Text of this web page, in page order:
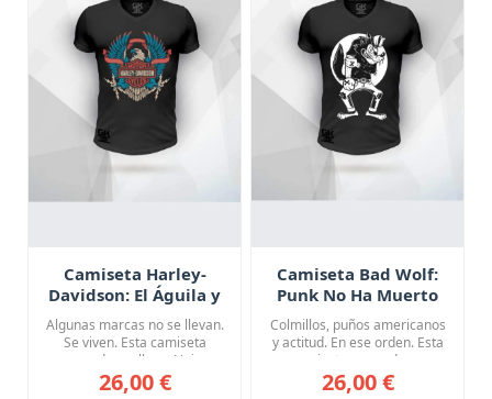
Camiseta Harley-
Davidson: El Águila y
Algunas marcas no se llevan.
Se viven. Esta camiseta
negra de cuello en V rin...
26,00 €
Camiseta Bad Wolf:
Punk No Ha Muerto
Colmillos, puños americanos
y actitud. En ese orden. Esta
camiseta negra de c...
26,00 €